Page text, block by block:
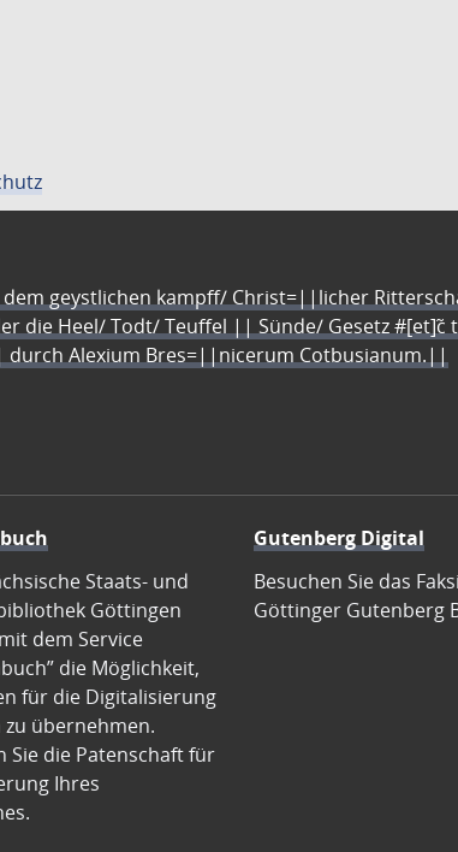
geystlichen kampff/ Christ=||licher
die Heel/ Todt/ Teuffel || Sünde/ Gesetz
Alexium Bres=||nicerum Cotbusianum.||
Staats- und
Göttingen
dem Service
die Möglichkeit,
für die Digitalisierung
übernehmen.
Sie die Patenschaft für
Ihres
Gutenberg Digital
Besuchen Sie das
Göttinger Gutenberg